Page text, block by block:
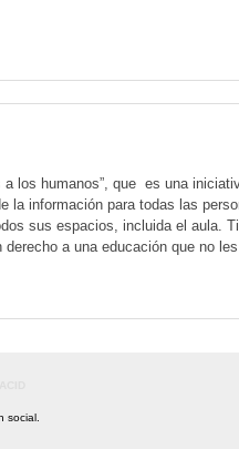
a los humanos”, que es una
información para todas las
sus espacios, incluida el aula.
a una educación que no les
social.